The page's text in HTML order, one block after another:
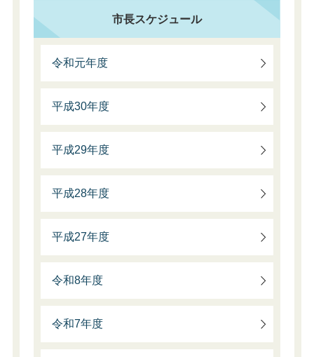
市長スケジュール
令和元年度
平成30年度
平成29年度
平成28年度
平成27年度
令和8年度
令和7年度